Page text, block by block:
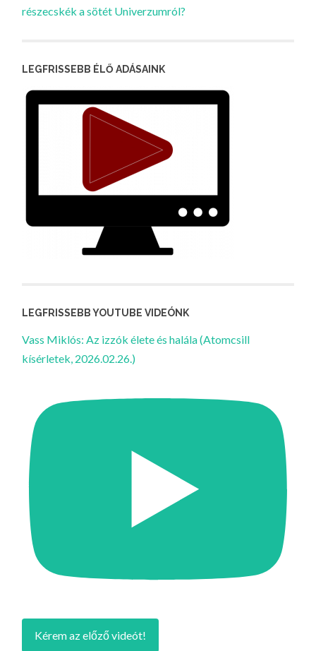
részecskék a sötét Univerzumról?
LEGFRISSEBB ÉLŐ ADÁSAINK
LEGFRISSEBB YOUTUBE VIDEÓNK
Vass Miklós: Az izzók élete és halála (Atomcsill
kísérletek, 2026.02.26.)
Kérem az előző videót!